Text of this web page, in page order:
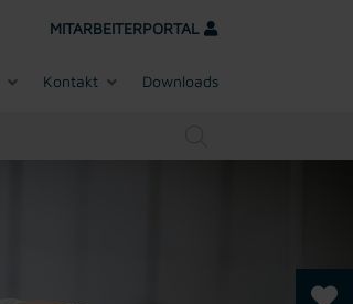
MITARBEITERPORTAL
Kontakt Downloads